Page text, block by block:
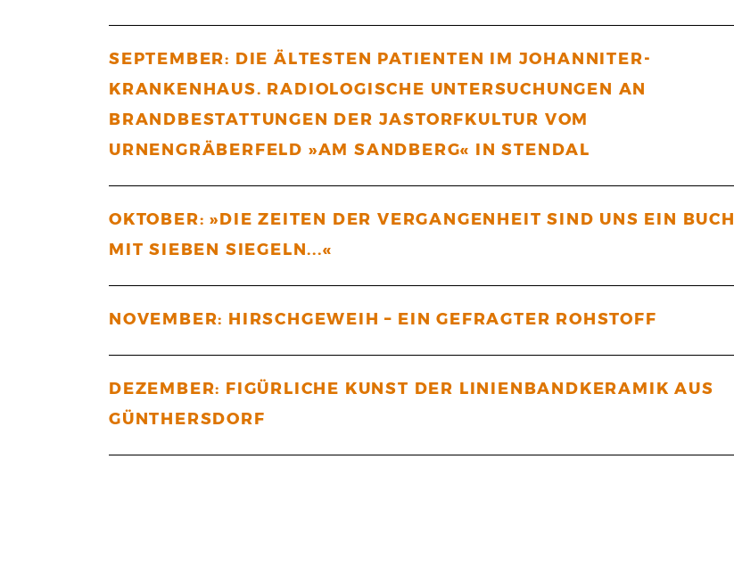
SEPTEMBER: DIE ÄLTESTEN PATIENTEN IM JOHANNITER-
KRANKENHAUS. RADIOLOGISCHE UNTERSUCHUNGEN AN
BRANDBESTATTUNGEN DER JASTORFKULTUR VOM
URNENGRÄBERFELD »AM SANDBERG« IN STENDAL
OKTOBER: »DIE ZEITEN DER VERGANGENHEIT SIND UNS EIN BUCH
MIT SIEBEN SIEGELN...«
NOVEMBER: HIRSCHGEWEIH – EIN GEFRAGTER ROHSTOFF
DEZEMBER: FIGÜRLICHE KUNST DER LINIENBANDKERAMIK AUS
GÜNTHERSDORF